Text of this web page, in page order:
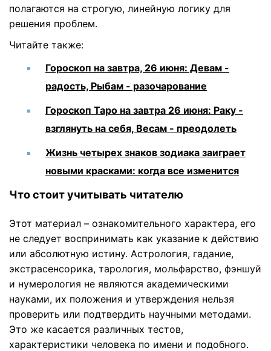
полагаются на строгую, линейную логику для
решения проблем.
Читайте также:
Гороскоп на завтра, 26 июня: Девам -
радость, Рыбам - разочарование
Гороскоп Таро на завтра 26 июня: Раку -
взглянуть на себя, Весам - преодолеть
Жизнь четырех знаков зодиака заиграет
новыми красками: когда все изменится
Что стоит учитывать читателю
Этот материал – ознакомительного характера, его
не следует воспринимать как указание к действию
или абсолютную истину. Астрология, гадание,
экстрасенсорика, тарология, мольфарство, фэншуй
и нумерология не являются академическими
науками, их положения и утверждения нельзя
проверить или подтвердить научными методами.
Это же касается различных тестов,
характеристики человека по имени и подобного.